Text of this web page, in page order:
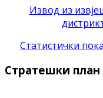
Извод из
Статистички
Стратешки план